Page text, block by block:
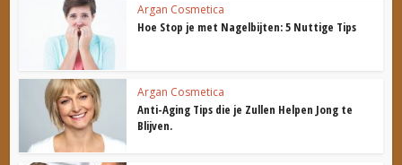
Argan Cosmetica
Hoe Stop je met Nagelbijten: 5 Nuttige Tips
Argan Cosmetica
Anti-Aging Tips die je Zullen Helpen Jong te
Blijven.